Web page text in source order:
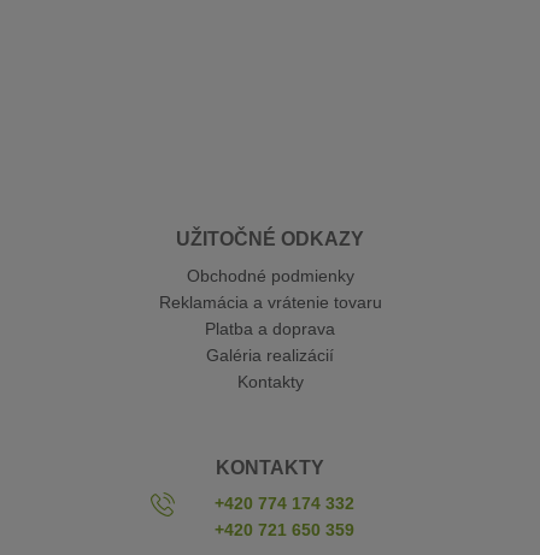
UŽITOČNÉ ODKAZY
Obchodné podmienky
Reklamácia a vrátenie tovaru
Platba a doprava
Galéria realizácií
Kontakty
KONTAKTY
+420 774 174 332
+420 721 650 359